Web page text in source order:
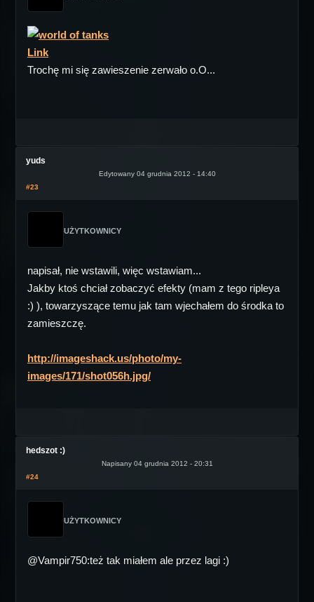
Link
Trochę mi się zawieszenie zerwało o.O...
yuds
Edytowany 04 grudnia 2012 - 14:40
#23
UŻYTKOWNICY
napisał, nie wstawili, więc wstawiam...
Jakby ktoś chciał zobaczyć efekty (mam z tego ripleya
:) ), towarzyszące temu jak tam wjechałem do środka to
zamieszczę.
http://imageshack.us/photo/my-
images/171/shot056h.jpg/
hedszot :)
Napisany 04 grudnia 2012 - 20:31
#24
UŻYTKOWNICY
@Vampir750:też tak miałem ale przez lagi :)